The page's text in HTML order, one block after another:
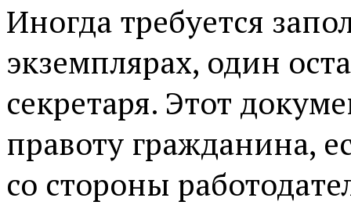
Иногда требуется
экземплярах, один
секретаря. Этот
правоту гражданина,
со стороны